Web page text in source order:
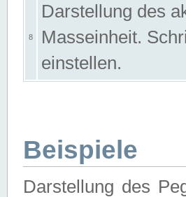
8
Darstellung des
Masseinheit.
einstellen.
Beispiele
Darstellung des